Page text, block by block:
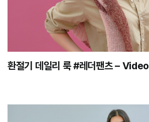
환절기 데일리 룩 #레더팬츠 – Video